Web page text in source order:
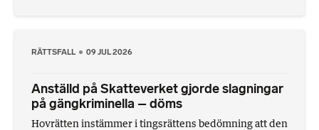
RÄTTSFALL 09 JUL 2026
Anställd på Skatteverket gjorde slagningar
på gängkriminella – döms
Hovrätten instämmer i tingsrättens bedömning att den